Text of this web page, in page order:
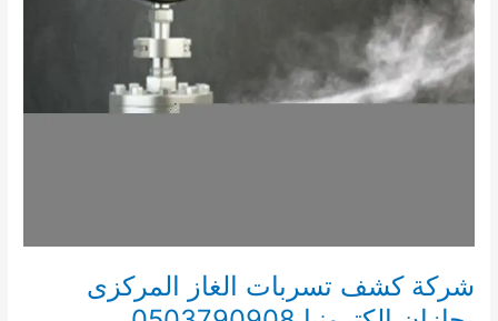
شركة كشف تسربات الغاز المركزى